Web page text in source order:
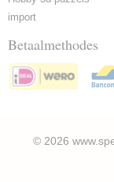
import
Betaalmethodes
© 2026